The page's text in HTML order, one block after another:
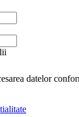
datelor